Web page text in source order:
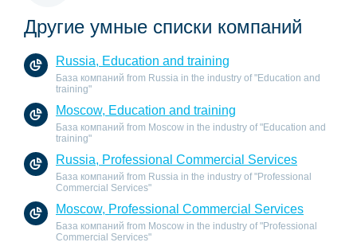
Другие умные списки компаний
Russia, Education and training
База компаний from Russia in the industry of "Education and
training"
Moscow, Education and training
База компаний from Moscow in the industry of "Education and
training"
Russia, Professional Commercial Services
База компаний from Russia in the industry of "Professional
Commercial Services"
Moscow, Professional Commercial Services
База компаний from Moscow in the industry of "Professional
Commercial Services"